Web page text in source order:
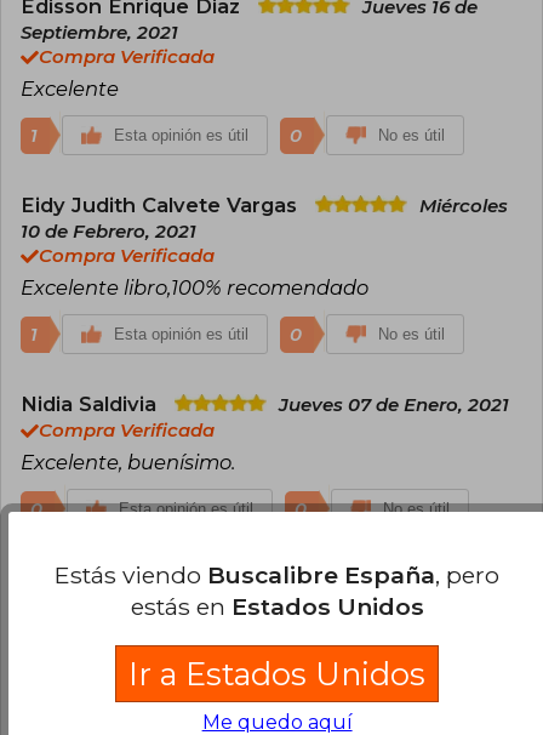
International. Elegido entre los cinco mejores
expertos en liderazgo global y en el Top 30 de
Global Gurus Leadership Professionals, su
Edisson Enrique Diaz
Jueves 16 de
Septiembre, 2021
Compra Verificada
Excelente
1 Esta opinión es útil 0 No es útil
Eidy Judith Calvete Vargas
Miércoles
10 de Febrero, 2021
Compra Verificada
Excelente libro,100% recomendado
1 Esta opinión es útil 0 No es útil
Nidia Saldivia
Jueves 07 de Enero, 2021
Compra Verificada
Excelente, buenísimo.
0 Esta opinión es útil 0 No es útil
Alexandra Millan
Domingo 10 de
Noviembre, 2024
Este libro venía en buenas condiciones.
Esta opinión es útil 0 No es útil
Estás viendo Buscalibre España, pero
estás en Estados Unidos
Ir a Estados Unidos
Me quedo aquí